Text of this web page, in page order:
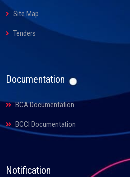
Site Map
Tenders
Documentation
BCA Documentation
BCCI Documentation
Notification